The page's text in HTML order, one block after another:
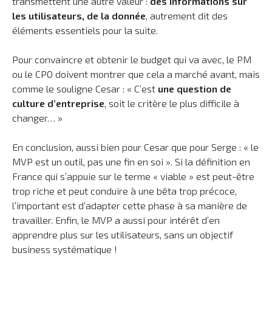
les utilisateurs, de la donnée , autrement dit des
éléments essentiels pour la suite.
Pour convaincre et obtenir le budget qui va avec, le PM
ou le CPO doivent montrer que cela a marché avant, mais
comme le souligne Cesar : « C’est une question de
culture d’entreprise , soit le critère le plus difficile à
changer… »
En conclusion, aussi bien pour Cesar que pour Serge : « le
MVP est un outil, pas une fin en soi ». Si la définition en
France qui s’appuie sur le terme « viable » est peut-être
trop riche et peut conduire à une bêta trop précoce,
l’important est d’adapter cette phase à sa manière de
travailler. Enfin, le MVP a aussi pour intérêt d’en
apprendre plus sur les utilisateurs, sans un objectif
business systématique !